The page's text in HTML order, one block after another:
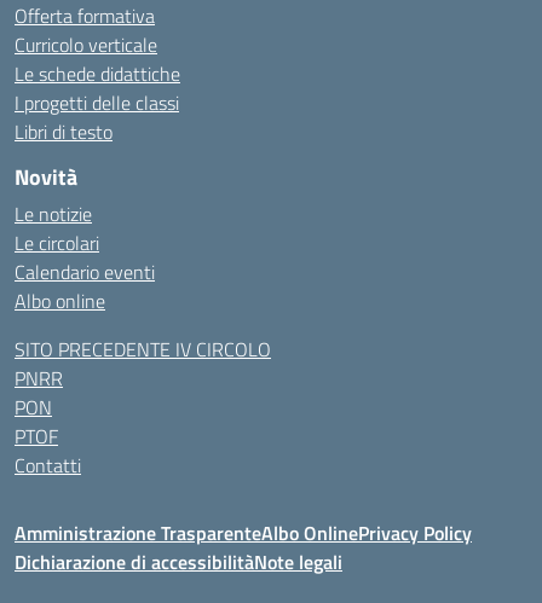
Offerta formativa
Curricolo verticale
Le schede didattiche
I progetti delle classi
Libri di testo
Novità
Le notizie
Le circolari
Calendario eventi
Albo online
SITO PRECEDENTE IV CIRCOLO
PNRR
PON
PTOF
Contatti
Amministrazione TrasparenteAlbo OnlinePrivacy Policy
Dichiarazione di accessibilitàNote legali